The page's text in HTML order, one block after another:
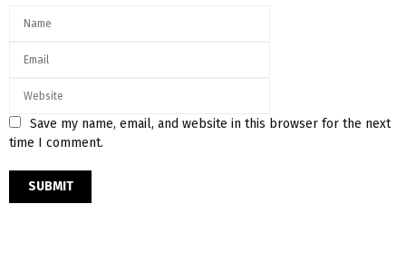
Save my name, email, and website in this browser for the next
time I comment.